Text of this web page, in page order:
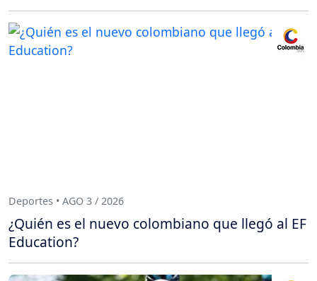
Deportes • AGO 3 / 2026
¿Quién es el nuevo colombiano que llegó al EF
Education?